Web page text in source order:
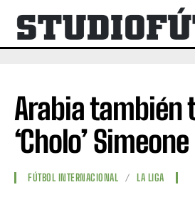
Arabia también
‘Cholo’ Simeone
FÚTBOL INTERNACIONAL LA LIGA